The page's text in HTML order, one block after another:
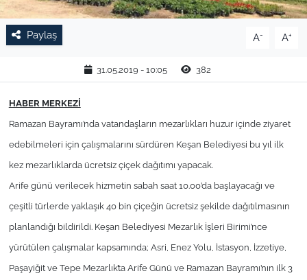
Paylaş A- A+
31.05.2019 - 10:05 382
HABER MERKEZİ
Ramazan Bayramı’nda vatandaşların mezarlıkları huzur içinde ziyaret
edebilmeleri için çalışmalarını sürdüren Keşan Belediyesi bu yıl ilk
kez mezarlıklarda ücretsiz çiçek dağıtımı yapacak.
Arife günü verilecek hizmetin sabah saat 10.00’da başlayacağı ve
çeşitli türlerde yaklaşık 40 bin çiçeğin ücretsiz şekilde dağıtılmasının
planlandığı bildirildi. Keşan Belediyesi Mezarlık İşleri Birimi’nce
yürütülen çalışmalar kapsamında; Asri, Enez Yolu, İstasyon, İzzetiye,
Paşayiğit ve Tepe Mezarlık’ta Arife Günü ve Ramazan Bayramı’nın ilk 3
YAŞAM
TEKİRDAĞ
KIRKLARELİ
ÇANAKKALE
TÜRKİYE
Güvenlik